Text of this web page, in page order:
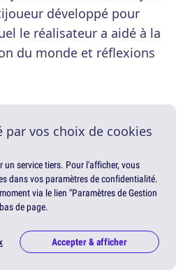
développé pour
le réalisateur a aidé à la
du monde et réflexions
par vos choix de cookies
un service tiers. Pour l'afficher, vous
dans vos paramètres de confidentialité.
via le lien "Paramètres de Gestion
de page.
Accepter & afficher